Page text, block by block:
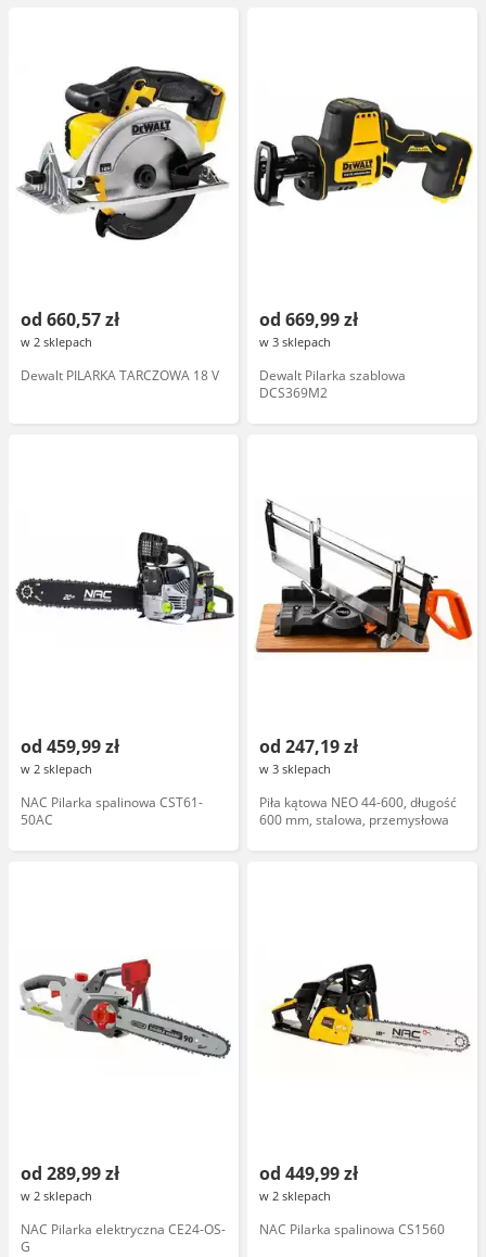
od 660,57 zł
w 2 sklepach
Dewalt PILARKA TARCZOWA 18 V
od 669,99 zł
w 3 sklepach
Dewalt Pilarka szablowa
DCS369M2
od 459,99 zł
w 2 sklepach
NAC Pilarka spalinowa CST61-
50AC
od 247,19 zł
w 3 sklepach
Piła kątowa NEO 44-600, długość
600 mm, stalowa, przemysłowa
od 289,99 zł
w 2 sklepach
NAC Pilarka elektryczna CE24-OS-
G
od 449,99 zł
w 2 sklepach
NAC Pilarka spalinowa CS1560